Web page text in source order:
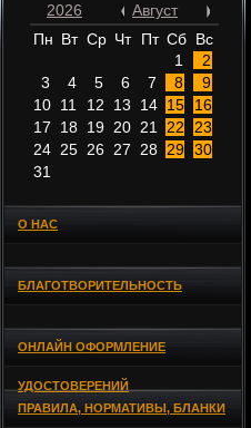
2026
Август
Пн Вт Ср Чт Пт Сб Вс
1
2
3
4 5 6 7 8
9
10 11 12 13 14 15
16
17
18 19 20 21 22
23
24 25 26 27 28 29 30
31
О НАС
БЛАГОТВОРИТЕЛЬНОСТЬ
ОНЛАЙН ОФОРМЛЕНИЕ
УДОСТОВЕРЕНИЙ
ПРАВИЛА, НОРМАТИВЫ, БЛАНКИ